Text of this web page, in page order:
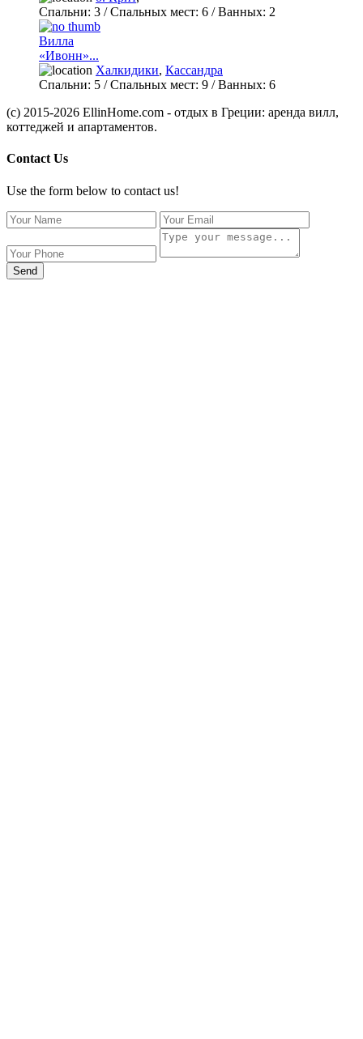
Спальни: 3 / Спальных мест: 6 /Ванных: 2
Вилла
«Ивонн»...
Халкидики, Кассандра
Спальни: 5 / Спальных мест: 9 /Ванных: 6
(c) 2015-2026 EllinHome.com - отдых в Греции: аренда вилл,
коттеджей и апартаментов.
Contact Us
Use the form below to contact us!
Send